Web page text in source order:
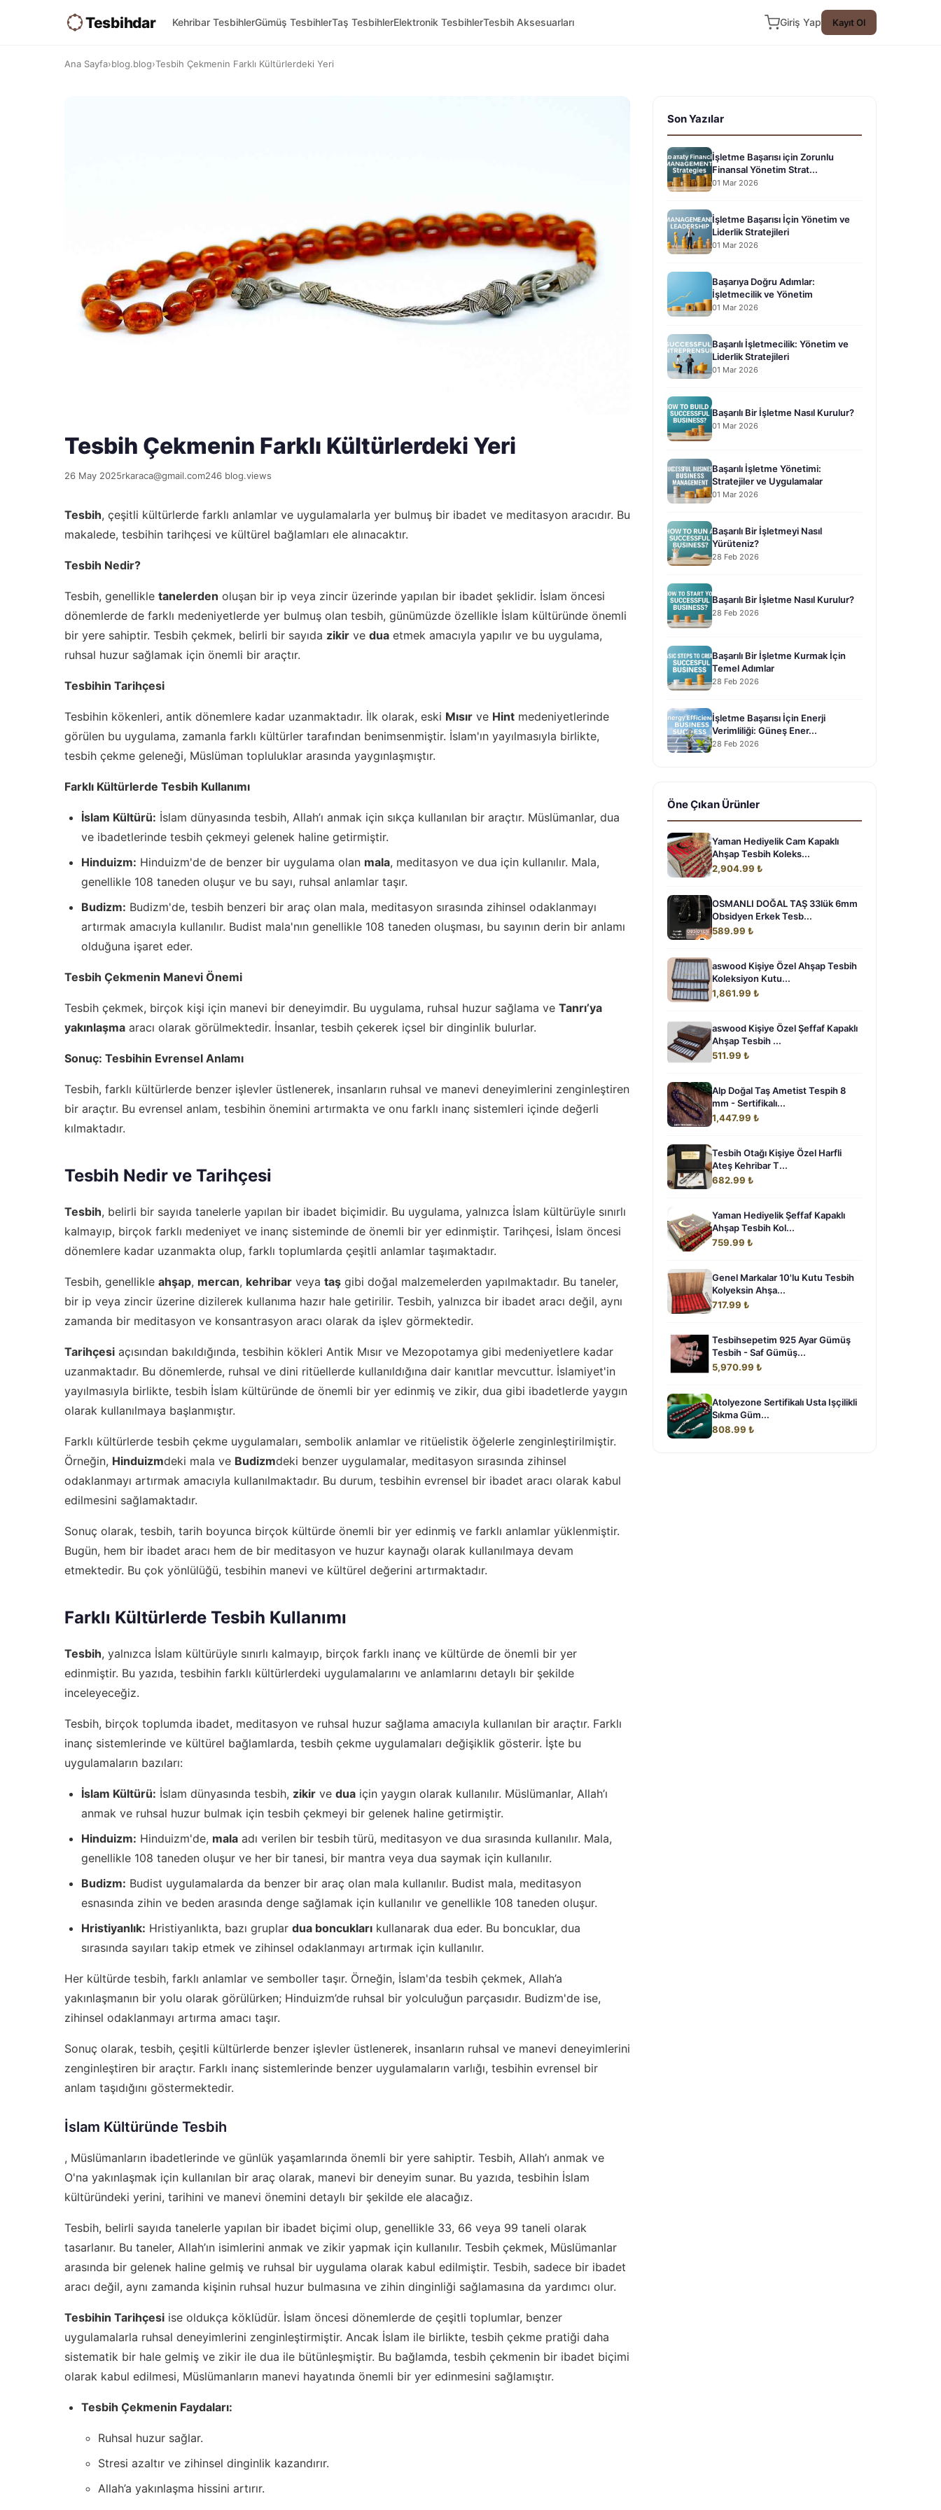
Tesbihdar Kehribar TesbihlerGümüş TesbihlerTaş TesbihlerElektronik TesbihlerTesbih Aksesuarları Giriş Yap Kayıt Ol
Ana Sayfa›blog.blog›Tesbih Çekmenin Farklı Kültürlerdeki Yeri
Tesbih Çekmenin Farklı Kültürlerdeki Yeri
26 May 2025rkaraca@gmail.com246 blog.views
Tesbih, çeşitli kültürlerde farklı anlamlar ve uygulamalarla yer bulmuş bir ibadet ve meditasyon aracıdır. Bu
makalede, tesbihin tarihçesi ve kültürel bağlamları ele alınacaktır.
Tesbih Nedir?
Tesbih, genellikle tanelerden oluşan bir ip veya zincir üzerinde yapılan bir ibadet şeklidir. İslam öncesi
dönemlerde de farklı medeniyetlerde yer bulmuş olan tesbih, günümüzde özellikle İslam kültüründe önemli
bir yere sahiptir. Tesbih çekmek, belirli bir sayıda zikir ve dua etmek amacıyla yapılır ve bu uygulama,
ruhsal huzur sağlamak için önemli bir araçtır.
Tesbihin Tarihçesi
Tesbihin kökenleri, antik dönemlere kadar uzanmaktadır. İlk olarak, eski Mısır ve Hint medeniyetlerinde
görülen bu uygulama, zamanla farklı kültürler tarafından benimsenmiştir. İslam'ın yayılmasıyla birlikte,
tesbih çekme geleneği, Müslüman topluluklar arasında yaygınlaşmıştır.
Farklı Kültürlerde Tesbih Kullanımı
İslam Kültürü: İslam dünyasında tesbih, Allah’ı anmak için sıkça kullanılan bir araçtır. Müslümanlar, dua
ve ibadetlerinde tesbih çekmeyi gelenek haline getirmiştir.
Hinduizm: Hinduizm'de de benzer bir uygulama olan mala, meditasyon ve dua için kullanılır. Mala,
genellikle 108 taneden oluşur ve bu sayı, ruhsal anlamlar taşır.
Budizm: Budizm'de, tesbih benzeri bir araç olan mala, meditasyon sırasında zihinsel odaklanmayı
artırmak amacıyla kullanılır. Budist mala'nın genellikle 108 taneden oluşması, bu sayının derin bir anlamı
olduğuna işaret eder.
Tesbih Çekmenin Manevi Önemi
Tesbih çekmek, birçok kişi için manevi bir deneyimdir. Bu uygulama, ruhsal huzur sağlama ve Tanrı’ya
yakınlaşma aracı olarak görülmektedir. İnsanlar, tesbih çekerek içsel bir dinginlik bulurlar.
Sonuç: Tesbihin Evrensel Anlamı
Tesbih, farklı kültürlerde benzer işlevler üstlenerek, insanların ruhsal ve manevi deneyimlerini zenginleştiren
bir araçtır. Bu evrensel anlam, tesbihin önemini artırmakta ve onu farklı inanç sistemleri içinde değerli
kılmaktadır.
Tesbih Nedir ve Tarihçesi
Tesbih, belirli bir sayıda tanelerle yapılan bir ibadet biçimidir. Bu uygulama, yalnızca İslam kültürüyle sınırlı
kalmayıp, birçok farklı medeniyet ve inanç sisteminde de önemli bir yer edinmiştir. Tarihçesi, İslam öncesi
dönemlere kadar uzanmakta olup, farklı toplumlarda çeşitli anlamlar taşımaktadır.
Tesbih, genellikle ahşap, mercan, kehribar veya taş gibi doğal malzemelerden yapılmaktadır. Bu taneler,
bir ip veya zincir üzerine dizilerek kullanıma hazır hale getirilir. Tesbih, yalnızca bir ibadet aracı değil, aynı
zamanda bir meditasyon ve konsantrasyon aracı olarak da işlev görmektedir.
Tarihçesi açısından bakıldığında, tesbihin kökleri Antik Mısır ve Mezopotamya gibi medeniyetlere kadar
uzanmaktadır. Bu dönemlerde, ruhsal ve dini ritüellerde kullanıldığına dair kanıtlar mevcuttur. İslamiyet'in
yayılmasıyla birlikte, tesbih İslam kültüründe de önemli bir yer edinmiş ve zikir, dua gibi ibadetlerde yaygın
olarak kullanılmaya başlanmıştır.
Farklı kültürlerde tesbih çekme uygulamaları, sembolik anlamlar ve ritüelistik öğelerle zenginleştirilmiştir.
Örneğin, Hinduizmdeki mala ve Budizmdeki benzer uygulamalar, meditasyon sırasında zihinsel
odaklanmayı artırmak amacıyla kullanılmaktadır. Bu durum, tesbihin evrensel bir ibadet aracı olarak kabul
edilmesini sağlamaktadır.
Sonuç olarak, tesbih, tarih boyunca birçok kültürde önemli bir yer edinmiş ve farklı anlamlar yüklenmiştir.
Bugün, hem bir ibadet aracı hem de bir meditasyon ve huzur kaynağı olarak kullanılmaya devam
etmektedir. Bu çok yönlülüğü, tesbihin manevi ve kültürel değerini artırmaktadır.
Farklı Kültürlerde Tesbih Kullanımı
Tesbih, yalnızca İslam kültürüyle sınırlı kalmayıp, birçok farklı inanç ve kültürde de önemli bir yer
edinmiştir. Bu yazıda, tesbihin farklı kültürlerdeki uygulamalarını ve anlamlarını detaylı bir şekilde
inceleyeceğiz.
Tesbih, birçok toplumda ibadet, meditasyon ve ruhsal huzur sağlama amacıyla kullanılan bir araçtır. Farklı
inanç sistemlerinde ve kültürel bağlamlarda, tesbih çekme uygulamaları değişiklik gösterir. İşte bu
uygulamaların bazıları:
İslam Kültürü: İslam dünyasında tesbih, zikir ve dua için yaygın olarak kullanılır. Müslümanlar, Allah’ı
anmak ve ruhsal huzur bulmak için tesbih çekmeyi bir gelenek haline getirmiştir.
Hinduizm: Hinduizm'de, mala adı verilen bir tesbih türü, meditasyon ve dua sırasında kullanılır. Mala,
genellikle 108 taneden oluşur ve her bir tanesi, bir mantra veya dua saymak için kullanılır.
Budizm: Budist uygulamalarda da benzer bir araç olan mala kullanılır. Budist mala, meditasyon
esnasında zihin ve beden arasında denge sağlamak için kullanılır ve genellikle 108 taneden oluşur.
Hristiyanlık: Hristiyanlıkta, bazı gruplar dua boncukları kullanarak dua eder. Bu boncuklar, dua
sırasında sayıları takip etmek ve zihinsel odaklanmayı artırmak için kullanılır.
Her kültürde tesbih, farklı anlamlar ve semboller taşır. Örneğin, İslam'da tesbih çekmek, Allah’a
yakınlaşmanın bir yolu olarak görülürken; Hinduizm’de ruhsal bir yolculuğun parçasıdır. Budizm'de ise,
zihinsel odaklanmayı artırma amacı taşır.
Sonuç olarak, tesbih, çeşitli kültürlerde benzer işlevler üstlenerek, insanların ruhsal ve manevi deneyimlerini
zenginleştiren bir araçtır. Farklı inanç sistemlerinde benzer uygulamaların varlığı, tesbihin evrensel bir
anlam taşıdığını göstermektedir.
İslam Kültüründe Tesbih
, Müslümanların ibadetlerinde ve günlük yaşamlarında önemli bir yere sahiptir. Tesbih, Allah’ı anmak ve
O'na yakınlaşmak için kullanılan bir araç olarak, manevi bir deneyim sunar. Bu yazıda, tesbihin İslam
kültüründeki yerini, tarihini ve manevi önemini detaylı bir şekilde ele alacağız.
Tesbih, belirli sayıda tanelerle yapılan bir ibadet biçimi olup, genellikle 33, 66 veya 99 taneli olarak
tasarlanır. Bu taneler, Allah’ın isimlerini anmak ve zikir yapmak için kullanılır. Tesbih çekmek, Müslümanlar
arasında bir gelenek haline gelmiş ve ruhsal bir uygulama olarak kabul edilmiştir. Tesbih, sadece bir ibadet
aracı değil, aynı zamanda kişinin ruhsal huzur bulmasına ve zihin dinginliği sağlamasına da yardımcı olur.
Tesbihin Tarihçesi ise oldukça köklüdür. İslam öncesi dönemlerde de çeşitli toplumlar, benzer
uygulamalarla ruhsal deneyimlerini zenginleştirmiştir. Ancak İslam ile birlikte, tesbih çekme pratiği daha
sistematik bir hale gelmiş ve zikir ile dua ile bütünleşmiştir. Bu bağlamda, tesbih çekmenin bir ibadet biçimi
olarak kabul edilmesi, Müslümanların manevi hayatında önemli bir yer edinmesini sağlamıştır.
Tesbih Çekmenin Faydaları:
Ruhsal huzur sağlar.
Stresi azaltır ve zihinsel dinginlik kazandırır.
Allah’a yakınlaşma hissini artırır.
Son Yazılar
İşletme Başarısı için Zorunlu
Finansal Yönetim Strat...
01 Mar 2026
İşletme Başarısı İçin Yönetim ve
Liderlik Stratejileri
01 Mar 2026
Başarıya Doğru Adımlar:
İşletmecilik ve Yönetim
01 Mar 2026
Başarılı İşletmecilik: Yönetim ve
Liderlik Stratejileri
01 Mar 2026
Başarılı Bir İşletme Nasıl Kurulur?
01 Mar 2026
Başarılı İşletme Yönetimi:
Stratejiler ve Uygulamalar
01 Mar 2026
Başarılı Bir İşletmeyi Nasıl
Yürüteniz?
28 Feb 2026
Başarılı Bir İşletme Nasıl Kurulur?
28 Feb 2026
Başarılı Bir İşletme Kurmak İçin
Temel Adımlar
28 Feb 2026
İşletme Başarısı İçin Enerji
Verimliliği: Güneş Ener...
28 Feb 2026
Öne Çıkan Ürünler
Yaman Hediyelik Cam Kapaklı
Ahşap Tesbih Koleks...
2,904.99 ₺
OSMANLI DOĞAL TAŞ 33lük 6mm
Obsidyen Erkek Tesb...
589.99 ₺
aswood Kişiye Özel Ahşap Tesbih
Koleksiyon Kutu...
1,861.99 ₺
aswood Kişiye Özel Şeffaf Kapaklı
Ahşap Tesbih ...
511.99 ₺
Alp Doğal Taş Ametist Tespih 8
mm - Sertifikalı...
1,447.99 ₺
Tesbih Otağı Kişiye Özel Harfli
Ateş Kehribar T...
682.99 ₺
Yaman Hediyelik Şeffaf Kapaklı
Ahşap Tesbih Kol...
759.99 ₺
Genel Markalar 10'lu Kutu Tesbih
Kolyeksin Ahşa...
717.99 ₺
Tesbihsepetim 925 Ayar Gümüş
Tesbih - Saf Gümüş...
5,970.99 ₺
Atolyezone Sertifikalı Usta Işçilikli
Sıkma Güm...
808.99 ₺